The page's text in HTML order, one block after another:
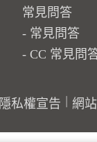
常見問答
常見問答
CC 常見問
隱私權宣告 網